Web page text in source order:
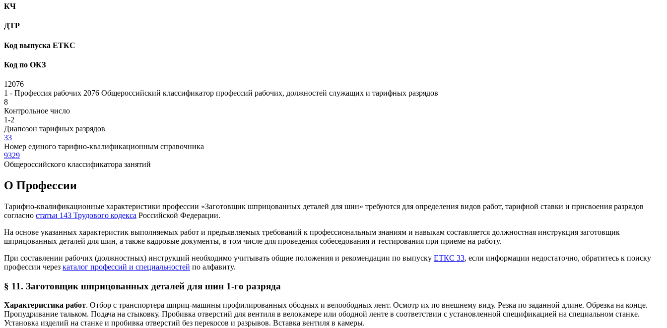
КЧ
ДТР
Код выпуска ЕТКС
Код по ОКЗ
12076
1 - Профессия рабочих 2076 Общероссийский классификатор профессий рабочих, должностей служащих и тарифных разрядов
8
Контрольное число
1-2
Диапозон тарифных разрядов
33
Номер единого тарифно-квалификационным справочника
9329
Общероссийского классификатора занятий
О Профеcсии
Тарифно-квалификационные характеристики профессии «Заготовщик шприцованных деталей для шин» требуются для определения видов работ, тарифной ставки и присвоения разрядов
согласно статьи 143 Трудового кодекса Российской Федерации.
На основе указанных характеристик выполняемых работ и предъявляемых требований к профессиональным знаниям и навыкам составляется должностная инструкция заготовщик
шприцованных деталей для шин, а также кадровые документы, в том числе для проведения собеседования и тестирования при приеме на работу.
При составлении рабочих (должностных) инструкций необходимо учитывать общие положения и рекомендации по выпуску ЕТКС 33, если информации недостаточно, обратитесь к поиску
профессии через каталог профессий и специальностей по алфавиту.
§ 11. Заготовщик шприцованных деталей для шин 1-го разряда
Характеристика работ. Отбор с транспортера шприц-машины профилированных ободных и велоободных лент. Осмотр их по внешнему виду. Резка по заданной длине. Обрезка на конце.
Пропудривание тальком. Подача на стыковку. Пробивка отверстий для вентиля в велокамере или ободной ленте в соответствии с установленной спецификацией на специальном станке.
Установка изделий на станке и пробивка отверстий без перекосов и разрывов. Вставка вентиля в камеры.